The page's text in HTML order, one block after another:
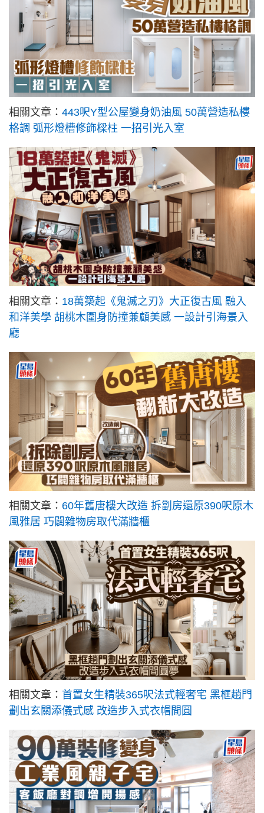
相關文章： 443呎Y型公屋變身奶油風 50萬營造私樓
格調 弧形燈槽修飾樑柱 一招引光入室
相關文章： 18萬築起《鬼滅之刃》大正復古風 融入
和洋美學 胡桃木圍身防撞兼顧美感 一設計引海景入
廳
相關文章： 60年舊唐樓大改造 拆劏房還原390呎原木
風雅居 巧闢雜物房取代滿牆櫃
相關文章： 首置女生精裝365呎法式輕奢宅 黑框趟門
劃出玄關添儀式感 改造步入式衣帽間圓